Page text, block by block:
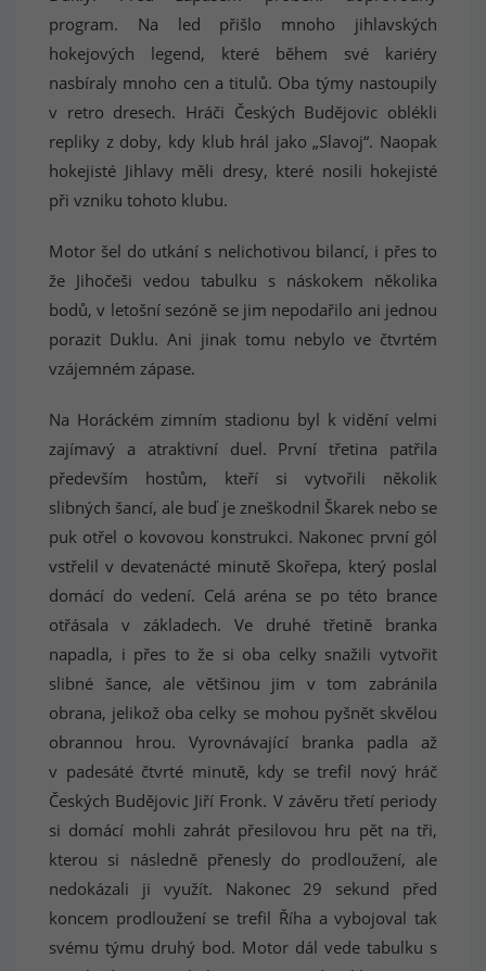
program. Na led přišlo mnoho jihlavských
hokejových legend, které během své kariéry
nasbíraly mnoho cen a titulů. Oba týmy nastoupily
v retro dresech. Hráči Českých Budějovic oblékli
repliky z doby, kdy klub hrál jako „Slavoj“. Naopak
hokejisté Jihlavy měli dresy, které nosili hokejisté
při vzniku tohoto klubu.
Motor šel do utkání s nelichotivou bilancí, i přes to
že Jihočeši vedou tabulku s náskokem několika
bodů, v letošní sezóně se jim nepodařilo ani jednou
porazit Duklu. Ani jinak tomu nebylo ve čtvrtém
vzájemném zápase.
Na Horáckém zimním stadionu byl k vidění velmi
zajímavý a atraktivní duel. První třetina patřila
především hostům, kteří si vytvořili několik
slibných šancí, ale buď je zneškodnil Škarek nebo se
puk otřel o kovovou konstrukci. Nakonec první gól
vstřelil v devatenácté minutě Skořepa, který poslal
domácí do vedení. Celá aréna se po této brance
otřásala v základech. Ve druhé třetině branka
napadla, i přes to že si oba celky snažili vytvořit
slibné šance, ale většinou jim v tom zabránila
obrana, jelikož oba celky se mohou pyšnět skvělou
obrannou hrou. Vyrovnávající branka padla až
v padesáté čtvrté minutě, kdy se trefil nový hráč
Českých Budějovic Jiří Fronk. V závěru třetí periody
si domácí mohli zahrát přesilovou hru pět na tři,
kterou si následně přenesly do prodloužení, ale
nedokázali ji využít. Nakonec 29 sekund před
koncem prodloužení se trefil Říha a vybojoval tak
svému týmu druhý bod. Motor dál vede tabulku s